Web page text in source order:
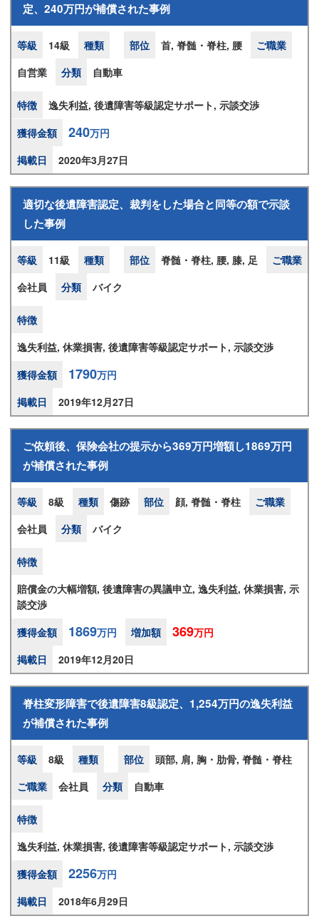
定、240万円が補償された事例
等級 14級 種類 部位 首, 脊髄・脊柱, 腰
ご職業
自営業
分類 自動車
特徴
逸失利益, 後遺障害等級認定サポート, 示談交渉
獲得金額
240万円
掲載日
2020年3月27日
適切な後遺障害認定、裁判をした場合と同等の額で示談
した事例
等級 11級 種類 部位 脊髄・脊柱, 腰, 膝, 足
ご職業
会社員
分類 バイク
特徴
逸失利益, 休業損害, 後遺障害等級認定サポート, 示談交渉
獲得金額
1790万円
掲載日
2019年12月27日
ご依頼後、保険会社の提示から369万円増額し1869万円
が補償された事例
等級 8級 種類 傷跡 部位 顔, 脊髄・脊柱
ご職業
会社員
分類 バイク
特徴
賠償金の大幅増額, 後遺障害の異議申立, 逸失利益, 休業損害, 示
談交渉
獲得金額
1869万円 増加額 369万円
掲載日
2019年12月20日
脊柱変形障害で後遺障害8級認定、1,254万円の逸失利益
が補償された事例
等級 8級 種類 部位
頭部, 肩, 胸・肋骨, 脊髄・脊柱
ご職業
会社員 分類 自動車
特徴
逸失利益, 休業損害, 後遺障害等級認定サポート, 示談交渉
獲得金額
2256万円
掲載日
2018年6月29日